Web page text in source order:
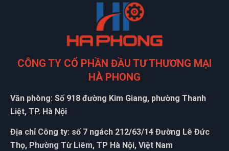
CÔNG TY CỔ PHẦN ĐẦU TƯ THƯƠNG MẠI
HÀ PHONG
Văn phòng: Số 918 đường Kim Giang, phường Thanh
Liệt, TP. Hà Nội
Địa chỉ Công ty: số 7 ngách 212/63/14 Đường Lê Đức
Thọ, Phường Từ Liêm, TP Hà Nội, Việt Nam